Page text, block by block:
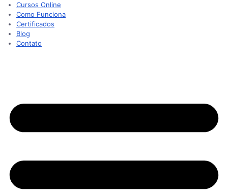
Cursos Online
Como Funciona
Certificados
Blog
Contato